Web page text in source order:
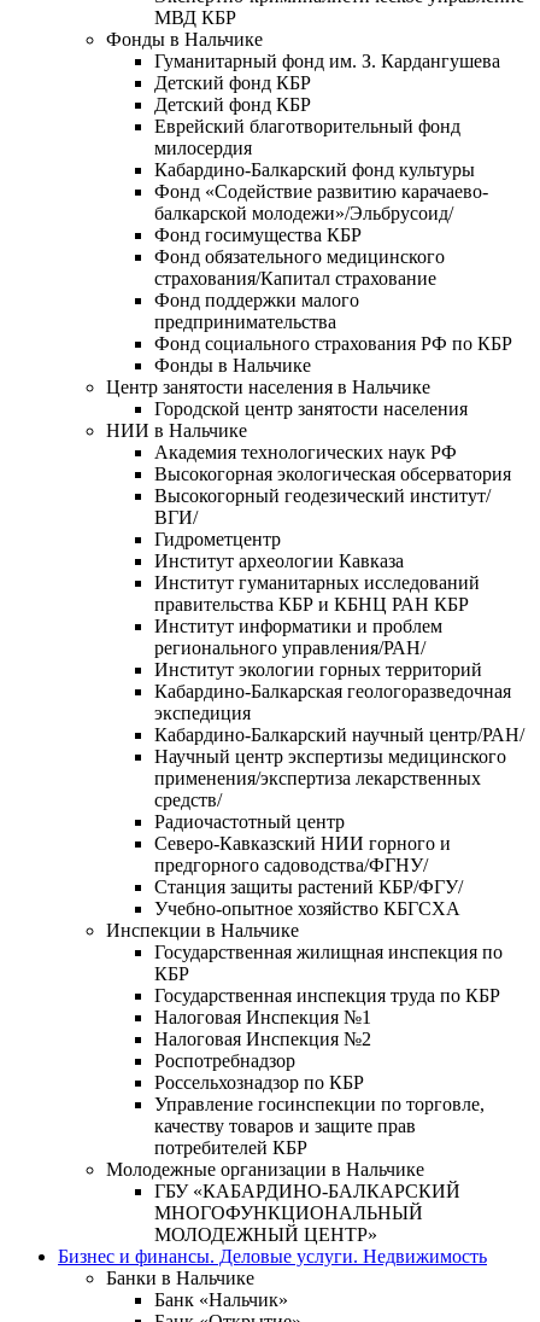
МВД КБР
Фонды в Нальчике
Гуманитарный фонд им. З. Кардангушева
Детский фонд КБР
Детский фонд КБР
Еврейский благотворительный фонд
милосердия
Кабардино-Балкарский фонд культуры
Фонд «Содействие развитию карачаево-
балкарской молодежи»/Эльбрусоид/
Фонд госимущества КБР
Фонд обязательного медицинского
страхования/Капитал страхование
Фонд поддержки малого
предпринимательства
Фонд социального страхования РФ по КБР
Фонды в Нальчике
Центр занятости населения в Нальчике
Городской центр занятости населения
НИИ в Нальчике
Академия технологических наук РФ
Высокогорная экологическая обсерватория
Высокогорный геодезический институт/
ВГИ/
Гидрометцентр
Институт археологии Кавказа
Институт гуманитарных исследований
правительства КБР и КБНЦ РАН КБР
Институт информатики и проблем
регионального управления/РАН/
Институт экологии горных территорий
Кабардино-Балкарская геологоразведочная
экспедиция
Кабардино-Балкарский научный центр/РАН/
Научный центр экспертизы медицинского
применения/экспертиза лекарственных
средств/
Радиочастотный центр
Северо-Кавказский НИИ горного и
предгорного садоводства/ФГНУ/
Станция защиты растений КБР/ФГУ/
Учебно-опытное хозяйство КБГСХА
Инспекции в Нальчике
Государственная жилищная инспекция по
КБР
Государственная инспекция труда по КБР
Налоговая Инспекция №1
Налоговая Инспекция №2
Роспотребнадзор
Россельхознадзор по КБР
Управление госинспекции по торговле,
качеству товаров и защите прав
потребителей КБР
Молодежные организации в Нальчике
ГБУ «КАБАРДИНО-БАЛКАРСКИЙ
МНОГОФУНКЦИОНАЛЬНЫЙ
МОЛОДЕЖНЫЙ ЦЕНТР»
Бизнес и финансы. Деловые услуги. Недвижимость
Банки в Нальчике
Банк «Нальчик»